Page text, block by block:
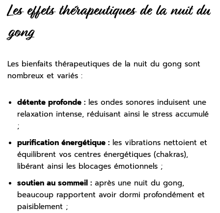
Les effets thérapeutiques de la nuit du
gong
Les bienfaits thérapeutiques de la nuit du gong sont
nombreux et variés :
détente profonde : les ondes sonores induisent une
relaxation intense, réduisant ainsi le stress accumulé
;
purification énergétique : les vibrations nettoient et
équilibrent vos centres énergétiques (chakras),
libérant ainsi les blocages émotionnels ;
soutien au sommeil : après une nuit du gong,
beaucoup rapportent avoir dormi profondément et
paisiblement ;